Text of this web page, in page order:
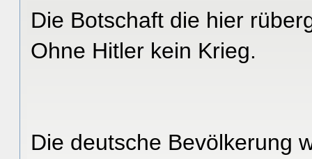
Die Botschaft die hier
Ohne Hitler kein Krieg.
Die deutsche Bevölkerung